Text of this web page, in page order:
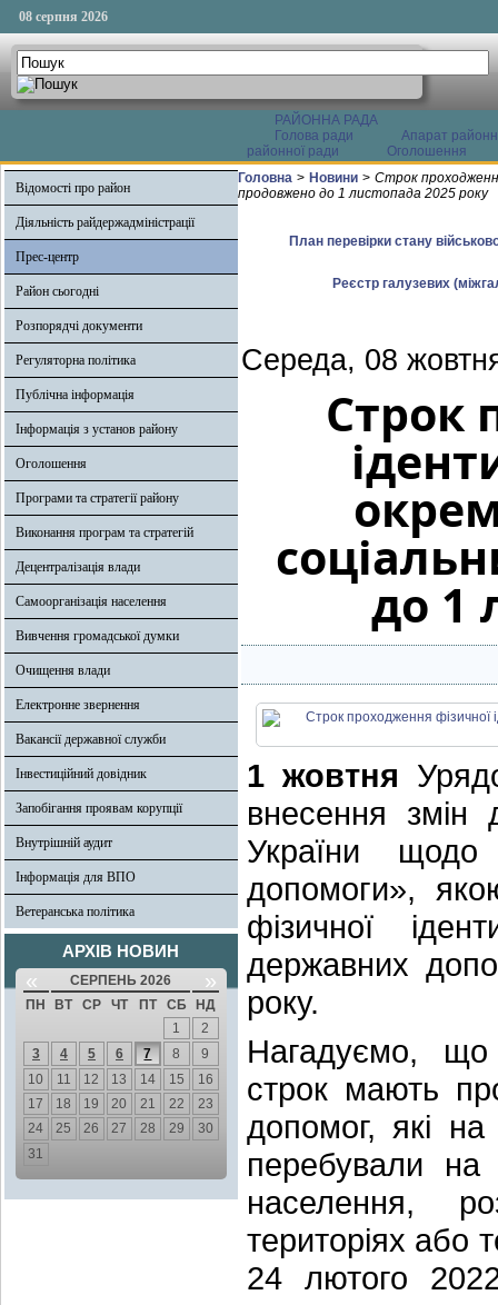
08 серпня 2026
РАЙОННА РАДА
Голова ради
Апарат
районної ради
Оголошення
Відомості про район
Діяльність райдержадміністрації
Прес-центр
Район сьогодні
Розпорядчі документи
Регуляторна політика
Публічна інформація
Інформація з установ району
Оголошення
Програми та стратегії району
Виконання програм та стратегій
Децентралізація влади
Самоорганізація населення
Вивчення громадської думки
Очищення влади
Електронне звернення
Вакансії державної служби
Інвестиційний довідник
Запобігання проявам корупції
Внутрішній аудит
Інформація для ВПО
Ветеранська політика
АРХІВ НОВИН
« СЕРПЕНЬ 2026 »
ПН ВТ СР ЧТ ПТ СБ
НД
1
2
3
4 5 6 7 8
9
10
11 12 13 14 15
16
17
18 19 20 21 22
23
24
25 26 27 28 29
30
31
Головна > Новини > Строк
продовжено до 1 листопада 2025 року
План перевірки стану
Реєстр галузевих
Середа, 08
Строк
до 1
1 жовтня
внесення змін
України щодо
допомоги»,
фізичної
державних
року.
Нагадуємо, що
строк мають
допомог, які
перебували на
населення,
територіях або
24 лютого